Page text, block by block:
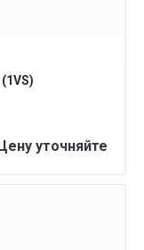
уточняйте